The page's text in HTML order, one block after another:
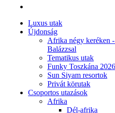
Luxus utak
Újdonság
Afrika négy keréken
Balázzsal
Tematikus utak
Funky Toszkána
Sun Siyam resortok
Privát körutak
Csoportos utazások
Afrika
Dél-afrika